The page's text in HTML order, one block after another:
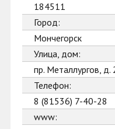
184511
Город:
Мончегорск
Улица, дом:
пр. Металлургов, д.
Телефон:
8 (81536) 7-40-28
www: